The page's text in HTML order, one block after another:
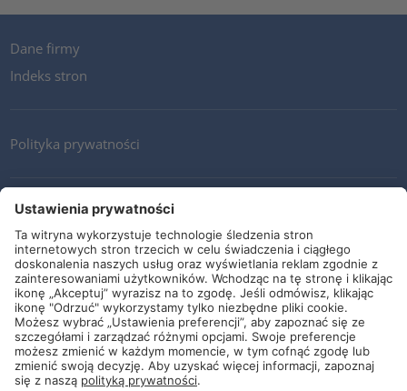
Dane firmy
Indeks stron
Polityka prywatności
Kontakt
Newsletter
Ogólne warunki i dostawy
Wytyczne i zobowiązania